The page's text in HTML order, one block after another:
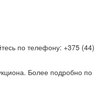
по телефону: +375 (44)
Более подробно по